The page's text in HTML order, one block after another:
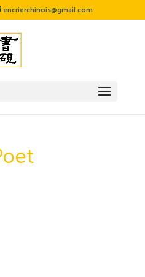
encrierchinois@gmail.com